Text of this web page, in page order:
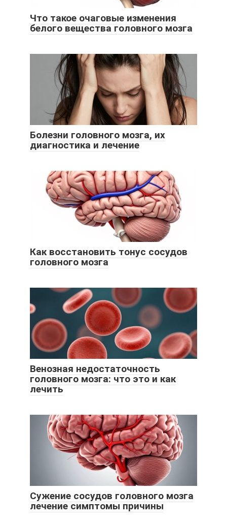
Что такое очаговые изменения
белого вещества головного мозга
Болезни головного мозга, их
диагностика и лечение
Как восстановить тонус сосудов
головного мозга
Венозная недостаточность
головного мозга: что это и как
лечить
Сужение сосудов головного мозга
лечение симптомы причины